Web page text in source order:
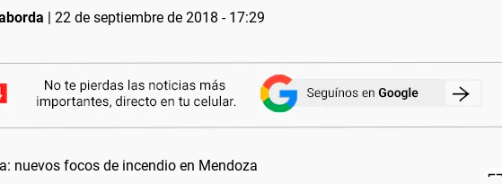
| 22 de septiembre de 2018 - 17:29